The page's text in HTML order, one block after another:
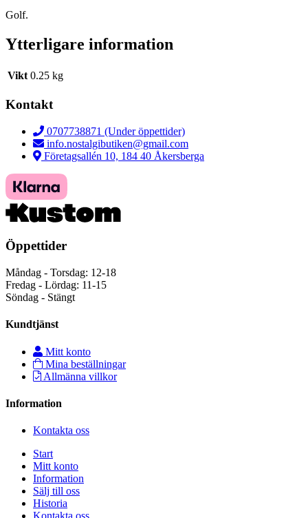
Golf.
Ytterligare information
Vikt 0.25 kg
Kontakt
0707738871 (Under öppettider)
info.nostalgibutiken@gmail.com
Företagsallén 10, 184 40 Åkersberga
Öppettider
Måndag - Torsdag: 12-18
Fredag - Lördag: 11-15
Söndag - Stängt
Kundtjänst
Mitt konto
Mina beställningar
Allmänna villkor
Information
Kontakta oss
Start
Mitt konto
Information
Sälj till oss
Historia